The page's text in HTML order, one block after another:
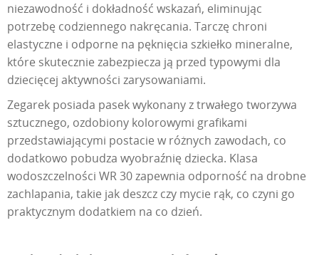
niezawodność i dokładność wskazań, eliminując
potrzebę codziennego nakręcania. Tarczę chroni
elastyczne i odporne na pęknięcia szkiełko mineralne,
które skutecznie zabezpiecza ją przed typowymi dla
dziecięcej aktywności zarysowaniami.
Zegarek posiada pasek wykonany z trwałego tworzywa
sztucznego, ozdobiony kolorowymi grafikami
przedstawiającymi postacie w różnych zawodach, co
dodatkowo pobudza wyobraźnię dziecka. Klasa
wodoszczelności WR 30 zapewnia odporność na drobne
zachlapania, takie jak deszcz czy mycie rąk, co czyni go
praktycznym dodatkiem na co dzień.